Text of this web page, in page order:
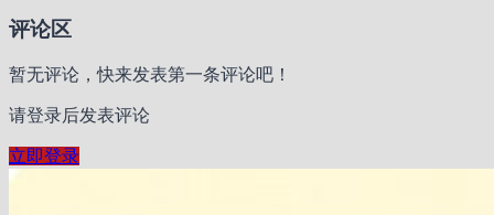
评论区
暂无评论，快来发表第一条评论吧！
请登录后发表评论
立即登录